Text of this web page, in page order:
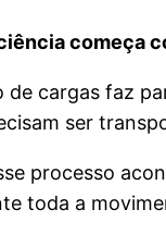
começa
de cargas faz
ser
processo
toda a